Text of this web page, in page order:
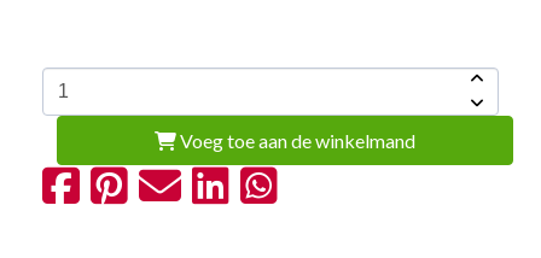
Voeg toe aan de winkelmand